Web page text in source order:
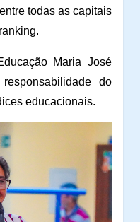
todas as capitais
Maria José
do
educacionais.